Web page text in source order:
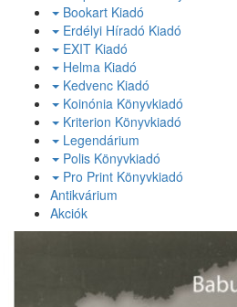
Bookart Kiadó
Erdélyi Híradó Kiadó
EXIT Kiadó
Helma Kiadó
Kedvenc Kiadó
Koinónia Könyvkiadó
Kriterion Könyvkiadó
Legendárium
Polis Könyvkiadó
Pro Print Könyvkiadó
Antikvárium
Akciók